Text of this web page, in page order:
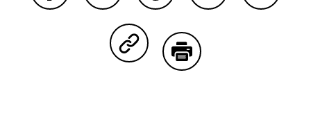
Copy Linkで共有する